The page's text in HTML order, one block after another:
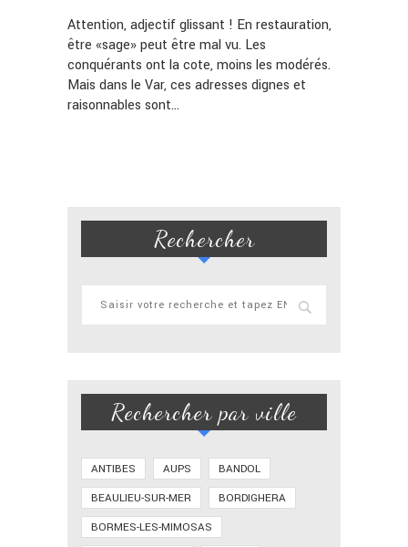
Attention, adjectif glissant ! En restauration,
être «sage» peut être mal vu. Les
conquérants ont la cote, moins les modérés.
Mais dans le Var, ces adresses dignes et
raisonnables sont…
Rechercher
Rechercher par ville
ANTIBES AUPS
BANDOL
BEAULIEU-SUR-MER
BORDIGHERA
BORMES-LES-MIMOSAS